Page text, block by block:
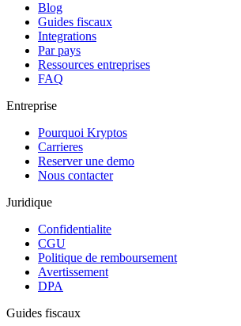
Blog
Guides fiscaux
Integrations
Par pays
Ressources entreprises
FAQ
Entreprise
Pourquoi Kryptos
Carrieres
Reserver une demo
Nous contacter
Juridique
Confidentialite
CGU
Politique de remboursement
Avertissement
DPA
Guides fiscaux